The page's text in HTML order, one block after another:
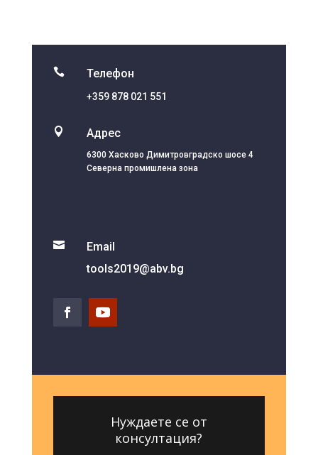
 Телефон
+359 878 021 551
 Адрес
6300 Хасково Димитровградско шосе 4
Северна промишлена зона

Email
tools2019@abv.bg
Нуждаете се от
консултация?